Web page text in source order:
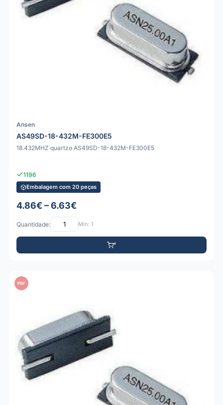
Ansen
AS49SD-18-432M-FE300E5
18.432MHZ quartzo AS49SD-18-432M-FE300E5
1196
Embalagem com 20 peças
4.86€ – 6.63€
Quantidade: Mín: 1
PDF